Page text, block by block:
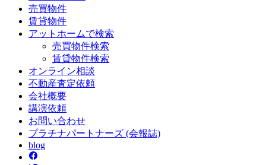
売買物件
賃貸物件
アットホームで検索
売買物件検索
賃貸物件検索
オンライン相談
不動産査定依頼
会社概要
講演依頼
お問い合わせ
プラチナパートナーズ (会報誌)
blog